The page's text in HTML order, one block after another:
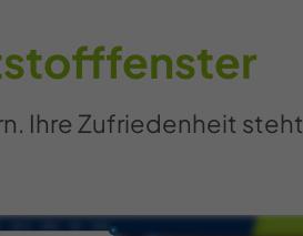
Ihre Zufriedenheit steht